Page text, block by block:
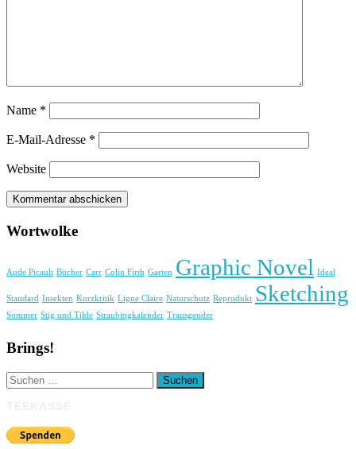
Name *
E-Mail-Adresse *
Website
Wortwolke
Aude Picault Bücher Carr Colin Firth Garten Graphic Novel Ideal
Standard Insekten Kurzkritik Ligne Claire Naturschutz Reprodukt Sketching
Sommer Stig und Tilde Straubingkalender Transgender
Brings!
Suchen
nach: